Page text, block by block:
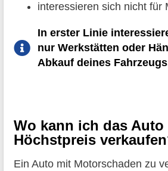
interessieren sich nicht für
In erster Linie
nur Werkstätten oder
Abkauf deines
Wo kann ich das Auto
Höchstpreis
Ein Auto mit Motorschaden zu